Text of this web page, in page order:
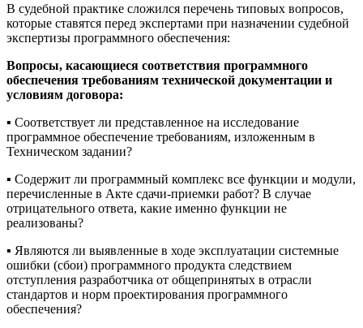
В судебной практике сложился перечень типовых вопросов,
которые ставятся перед экспертами при назначении судебной
экспертизы программного обеспечения:
Вопросы, касающиеся соответствия программного
обеспечения требованиям технической документации и
условиям договора:
▪️ Соответствует ли представленное на исследование
программное обеспечение требованиям, изложенным в
Техническом задании?
▪️ Содержит ли программный комплекс все функции и модули,
перечисленные в Акте сдачи-приемки работ? В случае
отрицательного ответа, какие именно функции не
реализованы?
▪️ Являются ли выявленные в ходе эксплуатации системные
ошибки (сбои) программного продукта следствием
отступления разработчика от общепринятых в отрасли
стандартов и норм проектирования программного
обеспечения?